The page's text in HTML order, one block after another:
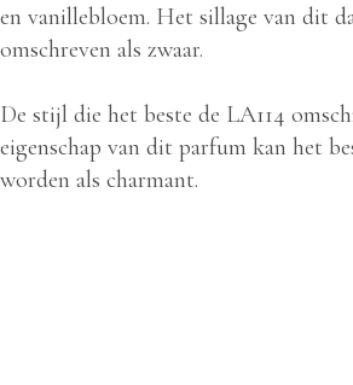
en vanillebloem. Het sillage van dit
omschreven als zwaar.
De stijl die het beste de LA114
eigenschap van dit parfum kan het
worden als charmant.